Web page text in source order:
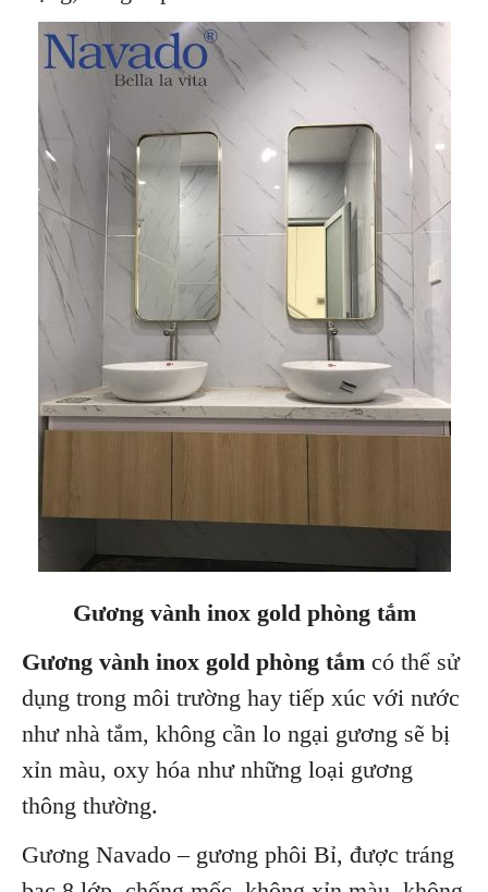
Gương vành inox gold phòng tắm
Gương vành inox gold phòng tắm có thể sử
dụng trong môi trường hay tiếp xúc với nước
như nhà tắm, không cần lo ngại gương sẽ bị
xỉn màu, oxy hóa như những loại gương
thông thường.
Gương Navado – gương phôi Bỉ, được tráng